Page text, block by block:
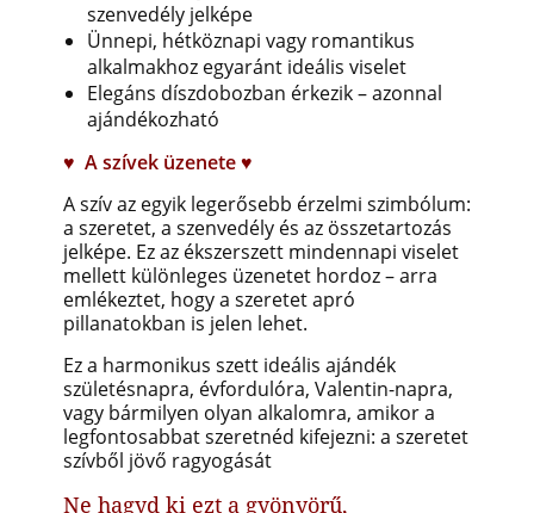
szenvedély jelképe
Ünnepi, hétköznapi vagy romantikus
alkalmakhoz egyaránt ideális viselet
Elegáns díszdobozban érkezik – azonnal
ajándékozható
♥ A szívek üzenete ♥
A szív az egyik legerősebb érzelmi szimbólum:
a szeretet, a szenvedély és az összetartozás
jelképe. Ez az ékszerszett mindennapi viselet
mellett különleges üzenetet hordoz – arra
emlékeztet, hogy a szeretet apró
pillanatokban is jelen lehet.
Ez a harmonikus szett ideális ajándék
születésnapra, évfordulóra, Valentin-napra,
vagy bármilyen olyan alkalomra, amikor a
legfontosabbat szeretnéd kifejezni: a szeretet
szívből jövő ragyogását
Ne hagyd ki ezt a gyönyörű,